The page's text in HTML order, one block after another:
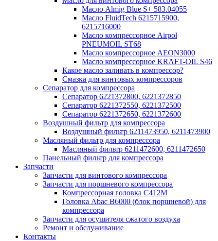
Масло Almig Blue S+ 583.04055
Масло FluidTech 6215715900,
6215716000
Масло компрессорное Airpol
PNEUMOIL ST68
Масло компрессорное AEON3000
Масло компрессорное KRAFT-OIL S46
Какое масло заливать в компрессор?
Смазка для винтовых компрессоров
Сепаратор для компрессора
Сепаратор 6221372800, 6221372850
Сепаратор 6221372550, 6221372500
Сепаратор 6221372650, 6221372600
Воздушный фильтр для компрессора
Воздушный фильтр 6211473950, 6211473900
Масляный фильтр для компрессора
Масляный фильтр 6211472600, 6211472650
Панельный фильтр для компрессора
Запчасти
Запчасти для винтового компрессора
Запчасти для поршневого компрессора
Компрессорная головка С412М
Головка Abac B6000 (блок поршневой) для
компрессора
Запчасти для осушителя сжатого воздуха
Ремонт и обслуживание
Контакты